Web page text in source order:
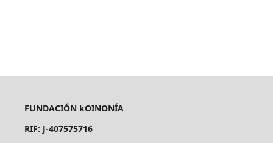
FUNDACIÓN kOINONÍA
RIF: J-407575716